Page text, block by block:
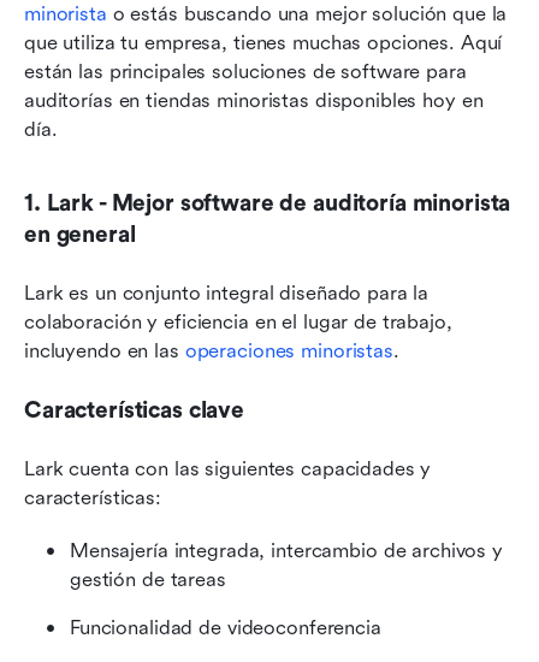
minorista o estás buscando una mejor solución que la
que utiliza tu empresa, tienes muchas opciones. Aquí
están las principales soluciones de software para
auditorías en tiendas minoristas disponibles hoy en
día.
1. Lark - Mejor software de auditoría minorista
en general
Lark es un conjunto integral diseñado para la
colaboración y eficiencia en el lugar de trabajo,
incluyendo en las operaciones minoristas.
Características clave
Lark cuenta con las siguientes capacidades y
características:
Mensajería integrada, intercambio de archivos y
gestión de tareas
Funcionalidad de videoconferencia